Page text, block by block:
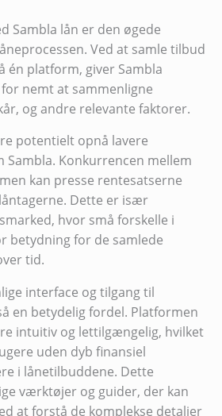
Sambla lån er den øgede
Ved at samle tilbud
én platform, giver Sambla
nemt at sammenligne
og andre relevante faktorer.
potentielt opnå lavere
Sambla. Konkurrencen mellem
kan presse rentesatserne
Dette er især
hvor små forskelle i
betydning for de samlede
tid.
interface og tilgang til
en betydelig fordel. Platformen
intuitiv og lettilgængelig, hvilket
uden dyb finansiel
i lånetilbuddene. Dette
værktøjer og guider, der kan
at forstå de komplekse detaljer